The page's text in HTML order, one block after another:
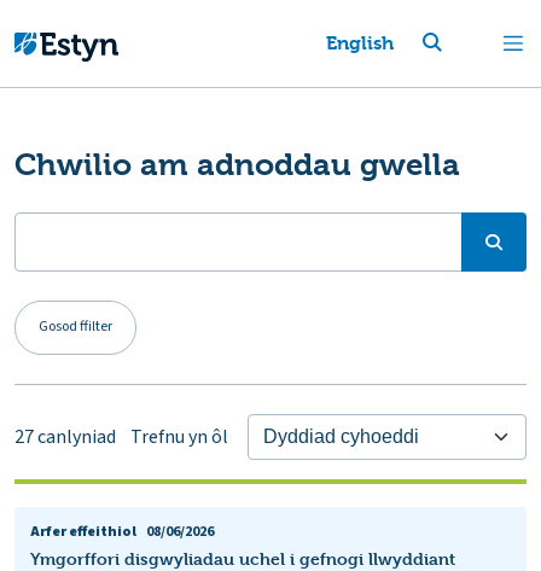
English
Chwilio am adnoddau gwella
Gosod ffilter
27canlyniad Trefnu yn ôl
Arfer effeithiol 08/06/2026
Ymgorffori disgwyliadau uchel i gefnogi llwyddiant